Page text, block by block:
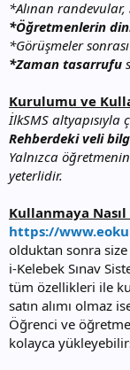
*Alınan randevular,
*Öğretmenlerin
*Görüşmeler sonrası
*Zaman tasarrufu
Kurulumu ve
İlkSMS altyapısıyla
Rehberdeki veli
Yalnızca
yeterlidir.
Kullanmaya Nasıl
https://
olduktan sonra size
i-Kelebek Sınav
tüm özellikleri ile
satın alımı olmaz
Öğrenci ve
kolayca